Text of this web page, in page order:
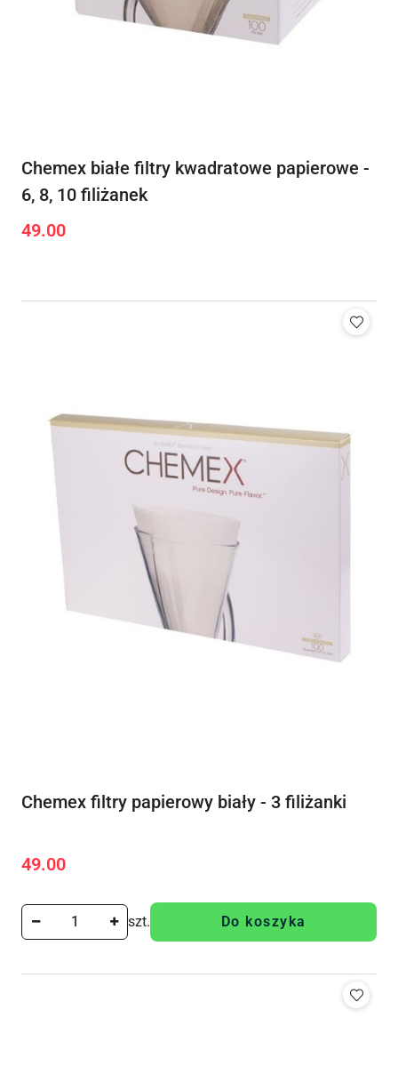
Chemex białe filtry kwadratowe papierowe -
6, 8, 10 filiżanek
Cena:
49.00
Chemex filtry papierowy biały - 3 filiżanki
Cena:
49.00
szt. Do koszyka